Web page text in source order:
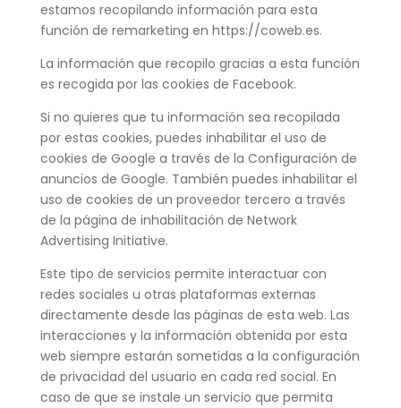
estamos recopilando información para esta
función de remarketing en https://coweb.es.
La información que recopilo gracias a esta función
es recogida por las cookies de Facebook.
Si no quieres que tu información sea recopilada
por estas cookies, puedes inhabilitar el uso de
cookies de Google a través de la Configuración de
anuncios de Google. También puedes inhabilitar el
uso de cookies de un proveedor tercero a través
de la página de inhabilitación de Network
Advertising Initiative.
Este tipo de servicios permite interactuar con
redes sociales u otras plataformas externas
directamente desde las páginas de esta web. Las
interacciones y la información obtenida por esta
web siempre estarán sometidas a la configuración
de privacidad del usuario en cada red social. En
caso de que se instale un servicio que permita